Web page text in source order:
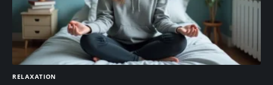
RELAXATION